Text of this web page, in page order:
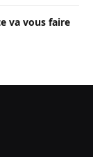
va vous faire